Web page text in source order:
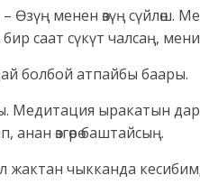
Өзүң менен өзүң сүйлөш.
бир саат сүкүт чалсаң,
болбой атпайбы баары.
Медитация ыракатын
анан өзгөрө баштайсың.
жактан чыкканда